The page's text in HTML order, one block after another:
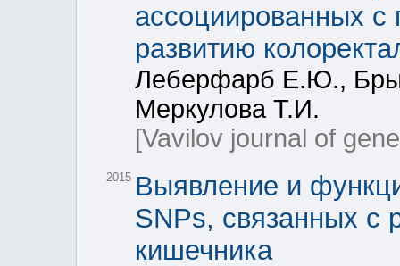
ассоциированных с
развитию
Леберфарб Е.Ю.,
Меркулова Т.И.
[Vavilov journal of
2015 Выявление и
SNPs, связанных с
кишечника